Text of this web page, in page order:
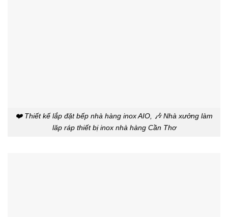
❤️ Thiết kế lắp đặt bếp nhà hàng inox AIO, 🎶 Nhà xưởng làm
lăp ráp thiết bị inox nhà hàng Cần Thơ